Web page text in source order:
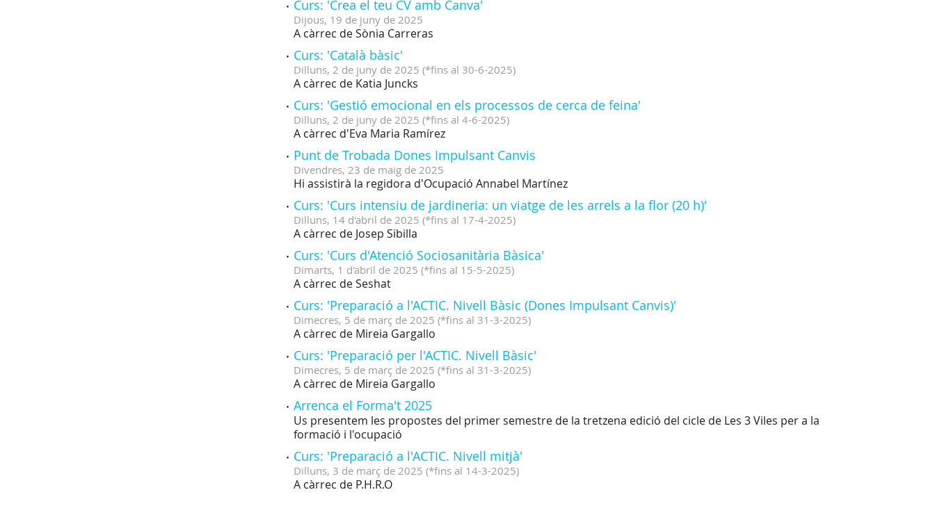
Curs: 'Crea el teu CV amb Canva'
Dijous, 19 de juny de 2025
A càrrec de Sònia Carreras
Curs: 'Català bàsic'
Dilluns, 2 de juny de 2025 (*fins al 30-6-2025)
A càrrec de Katia Juncks
Curs: 'Gestió emocional en els processos de cerca de feina'
Dilluns, 2 de juny de 2025 (*fins al 4-6-2025)
A càrrec d'Eva Maria Ramírez
Punt de Trobada Dones Impulsant Canvis
Divendres, 23 de maig de 2025
Hi assistirà la regidora d'Ocupació Annabel Martínez
Curs: 'Curs intensiu de jardineria: un viatge de les arrels a la flor (20 h)'
Dilluns, 14 d'abril de 2025 (*fins al 17-4-2025)
A càrrec de Josep Sibilla
Curs: 'Curs d'Atenció Sociosanitària Bàsica'
Dimarts, 1 d'abril de 2025 (*fins al 15-5-2025)
A càrrec de Seshat
Curs: 'Preparació a l'ACTIC. Nivell Bàsic (Dones Impulsant Canvis)'
Dimecres, 5 de març de 2025 (*fins al 31-3-2025)
A càrrec de Mireia Gargallo
Curs: 'Preparació per l'ACTIC. Nivell Bàsic'
Dimecres, 5 de març de 2025 (*fins al 31-3-2025)
A càrrec de Mireia Gargallo
Arrenca el Forma't 2025
Us presentem les propostes del primer semestre de la tretzena edició del cicle de Les 3 Viles per a la
formació i l'ocupació
Curs: 'Preparació a l'ACTIC. Nivell mitjà'
Dilluns, 3 de març de 2025 (*fins al 14-3-2025)
A càrrec de P.H.R.O